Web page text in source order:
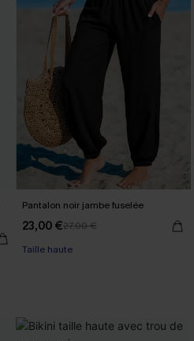
Pantalon noir jambe fuselée
23,00 €27,00 €
Taille haute